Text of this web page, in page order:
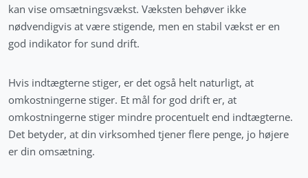
kan vise omsætningsvækst. Væksten behøver ikke
nødvendigvis at være stigende, men en stabil vækst er en
god indikator for sund drift.
Hvis indtægterne stiger, er det også helt naturligt, at
omkostningerne stiger. Et mål for god drift er, at
omkostningerne stiger mindre procentuelt end indtægterne.
Det betyder, at din virksomhed tjener flere penge, jo højere
er din omsætning.